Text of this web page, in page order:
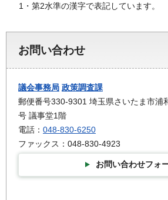
1・第2水準の漢字で表記しています。
お問い合わせ
議会事務局 政策調査課
郵便番号330-9301 埼玉県さいたま市浦
号 議事堂1階
電話： 048-830-6250
ファックス：048-830-4923
お問い合わせフォ